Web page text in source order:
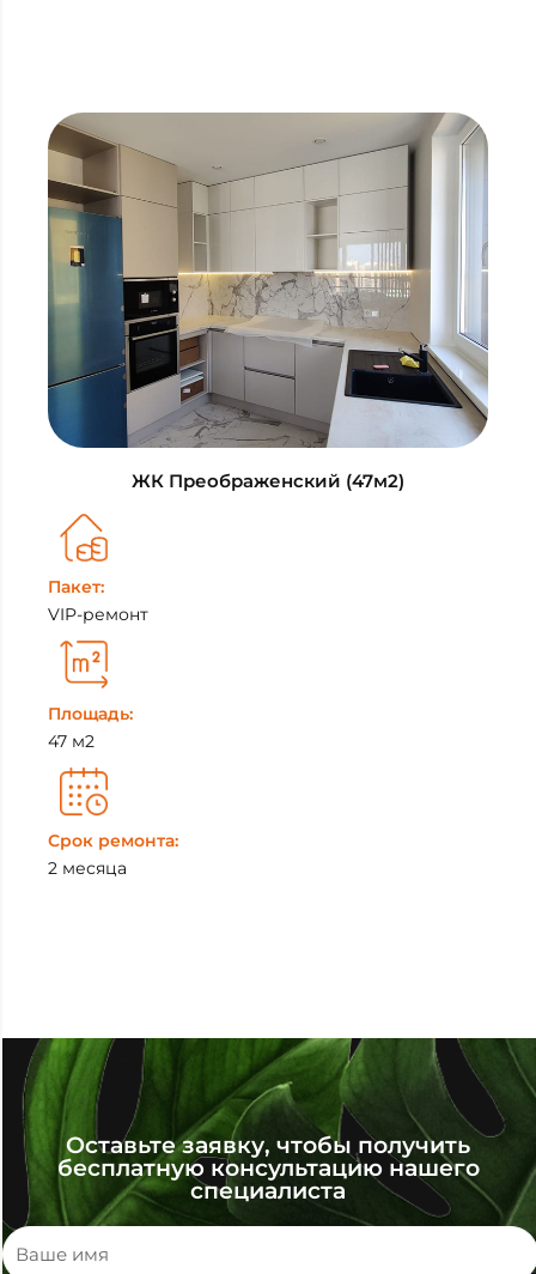
ЖК Преображенский (47м2)
Пакет:
VIP-ремонт
Площадь:
47 м2
Срок ремонта:
2 месяца
Оставьте заявку, чтобы получить
бесплатную консультацию нашего
специалиста